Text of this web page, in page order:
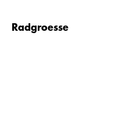
Radgroesse